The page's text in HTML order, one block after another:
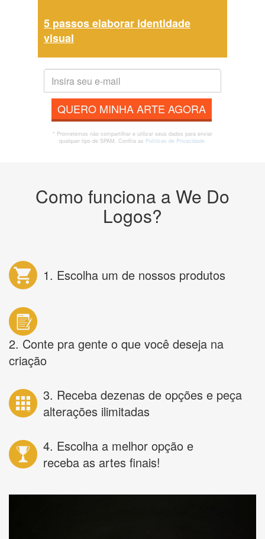
5 passos elaborar identidade
visual
QUERO MINHA ARTE AGORA
* Prometemos não compartilhar e utilizar seus dados para enviar
qualquer tipo de SPAM. Confira as Políticas de Privacidade.
Como funciona a We Do
Logos?
1. Escolha um de nossos produtos
2. Conte pra gente o que você deseja na
criação
3. Receba dezenas de opções e peça
alterações ilimitadas
4. Escolha a melhor opção e
receba as artes finais!